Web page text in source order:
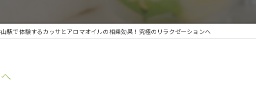
駅で体験するカッサとアロマオイルの相乗効果！究極のリラクゼーションへ